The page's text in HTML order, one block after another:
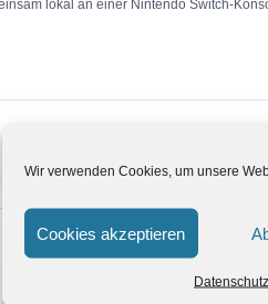
Wir verwenden Cookies, um unsere
Cookies akzeptieren
lokal an einer Nintendo Switch-